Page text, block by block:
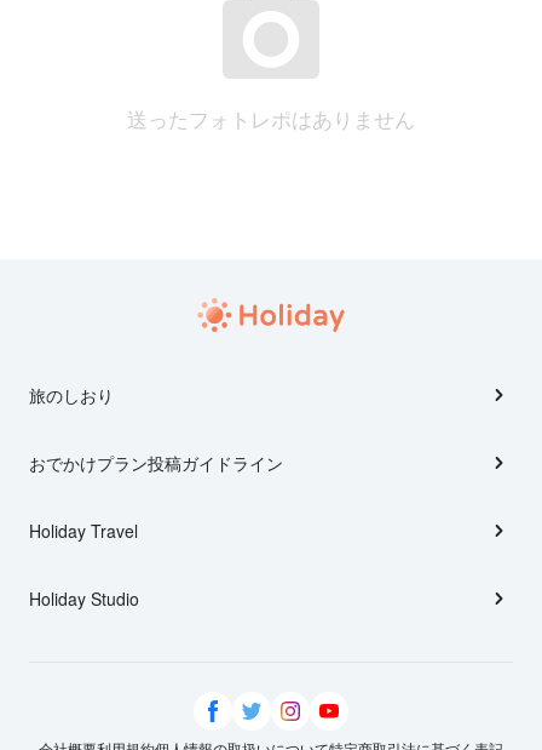
送ったフォトレポはありません
旅のしおり
おでかけプラン投稿ガイドライン
Holiday Travel
Holiday Studio